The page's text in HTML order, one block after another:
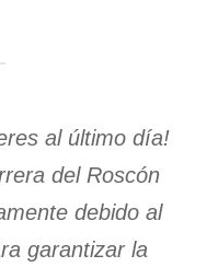
al último día!
del Roscón
debido al
garantizar la